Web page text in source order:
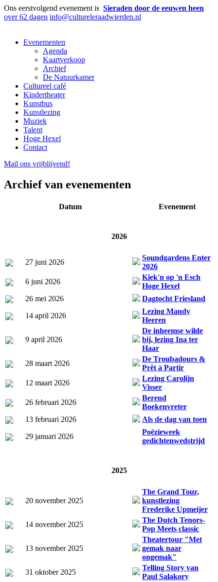
Ons eerstvolgend evenement is Sieraden door de eeuwen heen
over 62 dagen info@cultureleraadwierden.nl
Evenementen
Agenda
Kaartverkoop
Archief
De Natuurkamer
Cultureel café
Kindertheater
Kunstbus
Kunstlezing
Muziek
Talent
Hoge Hexel
Contact
Mail ons vrijblijvend!
Archief van evenementen
Datum Evenement
2026
27 juni 2026
Soundgardens Enter
2026
6 juni 2026
Kiek'n op 'n Esch
Hoge Hexel
26 mei 2026
Dagtocht Friesland
14 april 2026
Lezing Mandy
Heeren
9 april 2026
De inheemse wilde
bij, lezing Ina ter
Haar
28 maart 2026
De Troubadours &
Prêt à Partir
12 maart 2026
Lezing Carolijn
Visser
26 februari 2026
Berend
Boekenvreter
13 februari 2026
Als de dag van toen
29 januari 2026
Poëzieweek
gedichtenwedstrijd
2025
20 november 2025
The Grand Tour,
kunstlezing
Frederike Upmeijer
14 november 2025
The Dutch Tenors-
Pop Meets classic
13 november 2025
Theatertour "Met
gemak naar
ongemak"
31 oktober 2025
Telling Story van
Paul Salakory